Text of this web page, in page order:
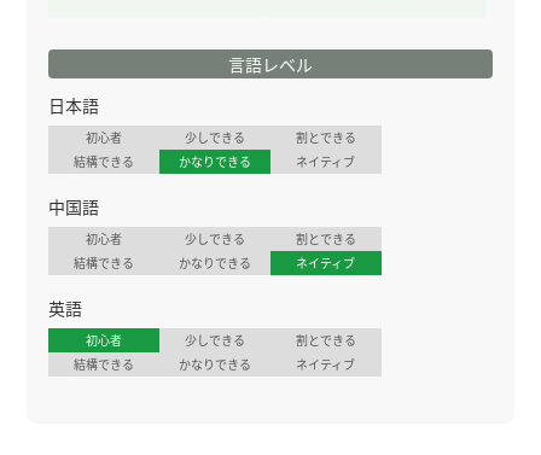
言語レベル
日本語
初心者 少しできる
割とできる
結構できる
かなりできる ネイティブ
中国語
初心者 少しできる
割とできる
結構できる
かなりできる ネイティブ
英語
初心者 少しできる
割とできる
結構できる
かなりできる ネイティブ